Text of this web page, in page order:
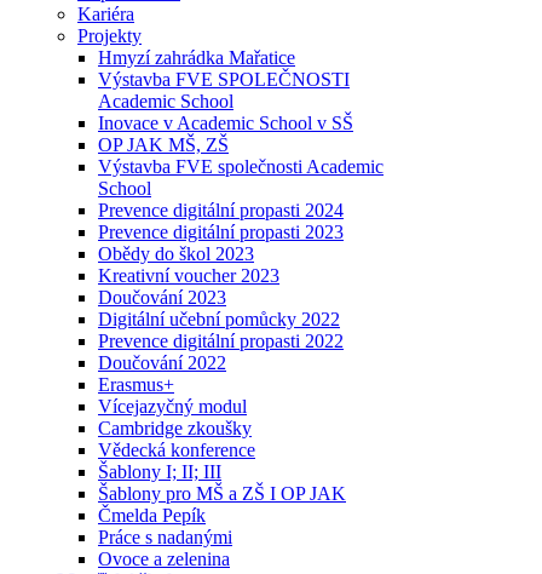
Kariéra
Projekty
Hmyzí zahrádka Mařatice
Výstavba FVE SPOLEČNOSTI
Academic School
Inovace v Academic School v SŠ
OP JAK MŠ, ZŠ
Výstavba FVE společnosti Academic
School
Prevence digitální propasti 2024
Prevence digitální propasti 2023
Obědy do škol 2023
Kreativní voucher 2023
Doučování 2023
Digitální učební pomůcky 2022
Prevence digitální propasti 2022
Doučování 2022
Erasmus+
Vícejazyčný modul
Cambridge zkoušky
Vědecká konference
Šablony I; II; III
Šablony pro MŠ a ZŠ I OP JAK
Čmelda Pepík
Práce s nadanými
Ovoce a zelenina